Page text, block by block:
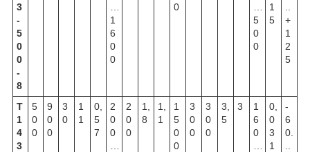
3
-
5
0
0
-
8
1
6
0
0
0
5
0
0
1
5
+
1
2
5
Т
1
4
3
5
0
0
9
0
0
3
0
1
1
0,
5
7
2
0
0
2
0
0
1,
8
1,
1
1
5
0
0
3
0
0
3
0
0
3,
5
3
1
6
0
0,
0
3
1
-
6
0.